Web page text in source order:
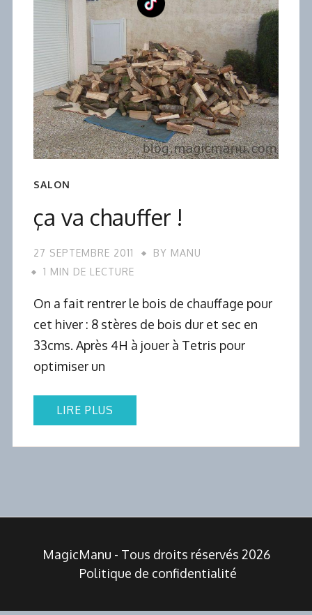
SALON
ça va chauffer !
27 SEPTEMBRE 2011 BY MANU
1 MIN DE LECTURE
On a fait rentrer le bois de chauffage pour
cet hiver : 8 stères de bois dur et sec en
33cms. Après 4H à jouer à Tetris pour
optimiser un
LIRE PLUS
MagicManu - Tous droits réservés 2026
Politique de confidentialité